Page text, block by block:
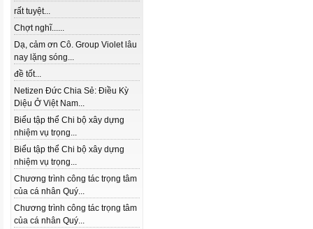
rất tuyệt...
Chợt nghĩ......
Dạ, cảm ơn Cô. Group Violet lâu
nay lặng sóng...
đề tốt...
Netizen Đức Chia Sẻ: Điều Kỳ
Diệu Ở Việt Nam...
Biểu tập thể Chi bộ xây dựng
nhiệm vụ trọng...
Biểu tập thể Chi bộ xây dựng
nhiệm vụ trọng...
Chương trình công tác trọng tâm
của cá nhân Quý...
Chương trình công tác trọng tâm
của cá nhân Quý...